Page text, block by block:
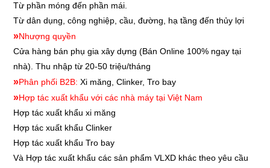
Từ phần móng đến phần mái.
Từ dân dụng, công nghiệp, cầu, đường, hạ tầng đến thủy lợi
»Nhượng quyền
Cửa hàng bán phụ gia xây dựng (Bán Online 100% ngay tại
nhà). Thu nhập từ 20-50 triệu/tháng
»Phân phối B2B: Xi măng, Clinker, Tro bay
»Hợp tác xuất khẩu với các nhà máy tại Việt Nam
Hợp tác xuất khẩu xi măng
Hợp tác xuất khẩu Clinker
Hợp tác xuất khẩu Tro bay
Và Hợp tác xuất khẩu các sản phẩm VLXD khác theo yêu cầu